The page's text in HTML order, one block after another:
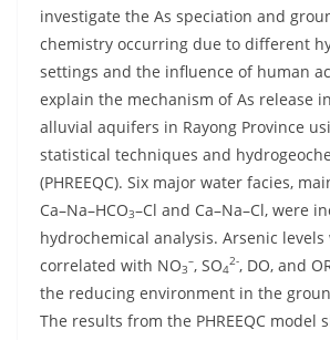
investigate the As speciation and
chemistry occurring due to different
settings and the influence of human
explain the mechanism of As release
alluvial aquifers in Rayong Province
statistical techniques and
(PHREEQC). Six major water facies,
Ca–Na–HCO3–Cl and Ca–Na–Cl, were
hydrochemical analysis. Arsenic
correlated with NO3
–, SO4
2-, DO, and
the reducing environment in the
The results from the PHREEQC model